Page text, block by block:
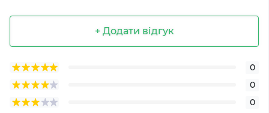
+ Додати відгук
0
0
0